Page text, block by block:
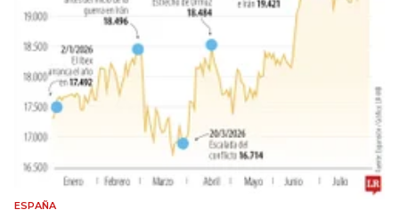
ESPAÑA